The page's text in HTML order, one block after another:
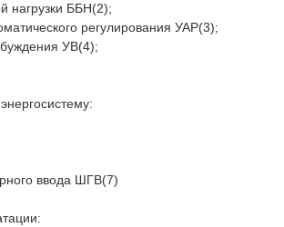
нагрузки ББН(2);
регулирования УАР(3);
УВ(4);
ввода ШГВ(7)